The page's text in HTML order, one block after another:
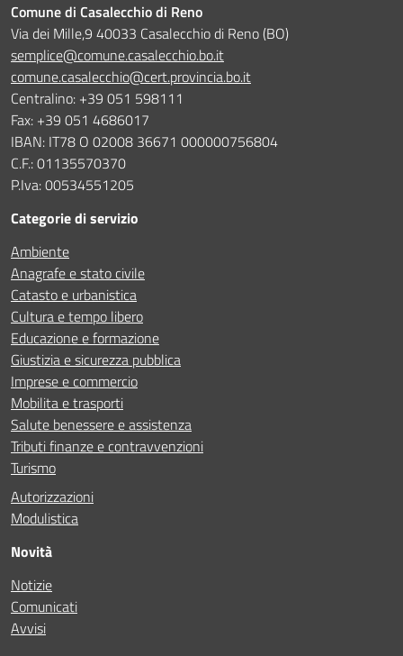
Comune di Casalecchio di Reno
Via dei Mille,9 40033 Casalecchio di Reno (BO)
semplice@comune.casalecchio.bo.it
comune.casalecchio@cert.provincia.bo.it
Centralino: +39 051 598111
Fax: +39 051 4686017
IBAN: IT78 O 02008 36671 000000756804
C.F.: 01135570370
P.Iva: 00534551205
Categorie di servizio
Ambiente
Anagrafe e stato civile
Catasto e urbanistica
Cultura e tempo libero
Educazione e formazione
Giustizia e sicurezza pubblica
Imprese e commercio
Mobilita e trasporti
Salute benessere e assistenza
Tributi finanze e contravvenzioni
Turismo
Autorizzazioni
Modulistica
Novità
Notizie
Comunicati
Avvisi